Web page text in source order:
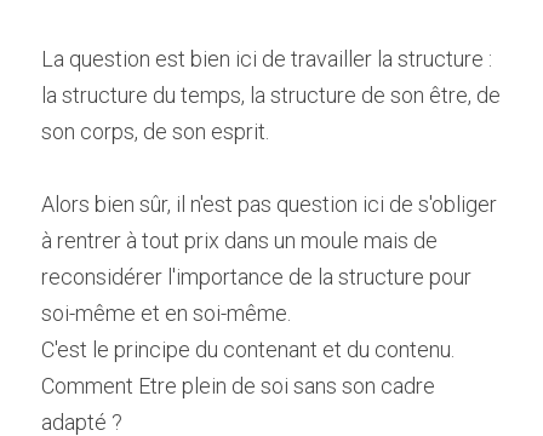
La question est bien ici de travailler la structure :
la structure du temps, la structure de son être, de
son corps, de son esprit.
Alors bien sûr, il n'est pas question ici de s'obliger
à rentrer à tout prix dans un moule mais de
reconsidérer l'importance de la structure pour
soi-même et en soi-même.
C'est le principe du contenant et du contenu.
Comment Etre plein de soi sans son cadre
adapté ?